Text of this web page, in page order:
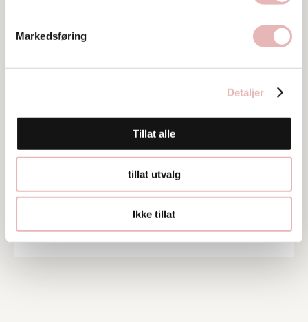
Markedsføring
Detaljer
Tillat alle
tillat utvalg
Ikke tillat
Besøksadresse
service@shitskateboardcompany.com